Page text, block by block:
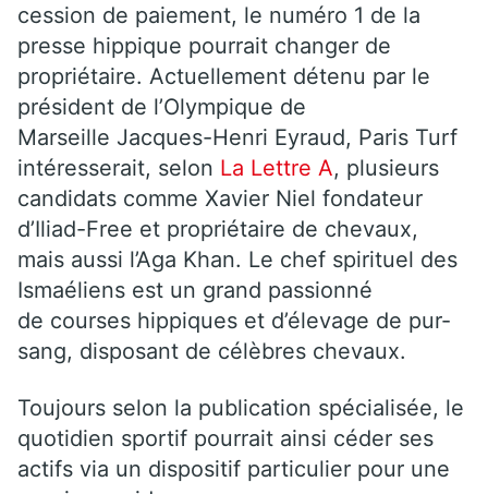
cession de paiement, le numéro 1 de la
presse hippique pourrait changer de
propriétaire. Actuellement détenu par le
président de l’Olympique de
Marseille Jacques-Henri Eyraud, Paris Turf
intéresserait, selon La Lettre A, plusieurs
candidats comme Xavier Niel fondateur
d’Iliad-Free et propriétaire de chevaux,
mais aussi l’Aga Khan. Le chef spirituel des
Ismaéliens est un grand passionné
de courses hippiques et d’élevage de pur-
sang, disposant de célèbres chevaux.
Toujours selon la publication spécialisée, le
quotidien sportif pourrait ainsi céder ses
actifs via un dispositif particulier pour une